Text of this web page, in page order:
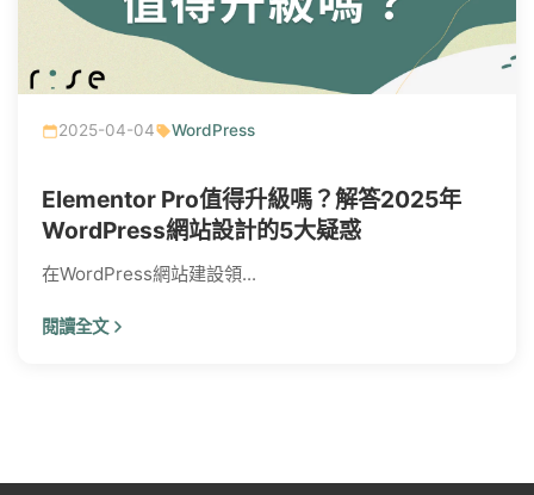
2025-04-04 WordPress
Elementor Pro值得升級嗎？解答2025年
WordPress網站設計的5大疑惑
在WordPress網站建設領...
閱讀全文